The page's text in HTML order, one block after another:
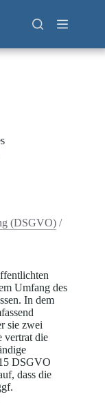
(DSGVO) /
Umfang des
In dem
sie zwei
vertrat die
DSGVO
dass die